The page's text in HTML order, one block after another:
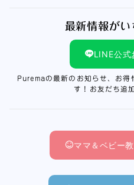
最新情報が
LINE公式
Puremaの最新のお知らせ、お得
す！お友だち追
ママ＆ベビー